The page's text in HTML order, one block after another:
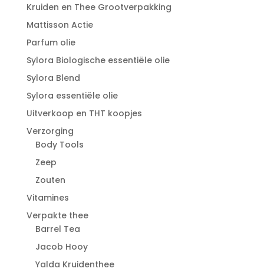
Kruiden en Thee Grootverpakking
Mattisson Actie
Parfum olie
Sylora Biologische essentiële olie
Sylora Blend
Sylora essentiële olie
Uitverkoop en THT koopjes
Verzorging
Body Tools
Zeep
Zouten
Vitamines
Verpakte thee
Barrel Tea
Jacob Hooy
Yalda Kruidenthee